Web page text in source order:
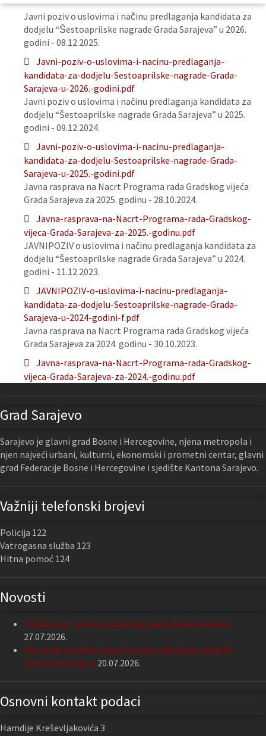
Javni poziv o uslovima i načinu predlaganja kandidata za
dodjelu “Šestoaprilske nagrade Grada Sarajeva” u 2026.
godini - 08.12.2025.
Javni-poziv-o-uslovima-i-nacinu-predlaganja-
kandidata-za-dodjelu-Sestoaprilske-nagrade-Grada-
Sarajeva-u-2026.-godini.pdf
Javni poziv o uslovima i načinu predlaganja kandidata za
dodjelu “Šestoaprilske nagrade Grada Sarajeva” u 2025.
godini - 09.12.2024.
Javni-poziv-o-uslovima-i-nacinu-predlaganja-
kandidata-za-dodjelu-Sestoaprilske-nagrade-Grada-
Sarajeva-u-2025.-godini.pdf
Javna rasprava na Nacrt Programa rada Gradskog vijeća
Grada Sarajeva za 2025. godinu - 28.10.2024.
Javna-rasprava-na-Nacrt-Programa-rada-Gradskog-
vijeca-Grada-Sarajeva-za-2025.-godinu.pdf
JAVNIPOZIV o uslovima i načinu predlaganja kandidata za
dodjelu “Šestoaprilske nagrade Grada Sarajeva” u 2024.
godini - 11.12.2023.
JAVNIPOZIV-o-uslovima-i-nacinu-predlaganja-
kandidata-za-dodjelu-Sestoaprilske-nagrade-Grada-
Sarajeva-u-2024-godini-f.pdf
Javna rasprava na Nacrt Programa rada Gradskog vijeća
Grada Sarajeva za 2024. godinu - 30.10.2023.
Javna-rasprava-na-Nacrt-Programa-rada-Gradskog-
vijeca-Grada-Sarajeva-za-2024.-godinu.pdf
Grad Sarajevo
Sarajevo je glavni grad Bosne i Hercegovine, njena metropola i
njen najveći urbani, kulturni, ekonomski i prometni centar, glavni
grad Federacije Bosne i Hercegovine i sjedište Kantona Sarajevo.
Važniji telefonski brojevi
Policija 122
Vatrogasna služba 123
Hitna pomoć 124
Novosti
Održana 13. sjednica Gradskog vijeća Grada Sarajeva
27.07.2026.
Nastavak podrške Grada Sarajeva Udruženju slijepih
Kantona Sarajevo 20.07.2026.
Osnovni kontakt podaci
Hamdije Kreševljakovića 3